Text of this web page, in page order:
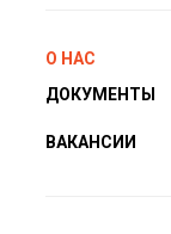
О НАС
ДОКУМЕНТЫ
ВАКАНСИИ